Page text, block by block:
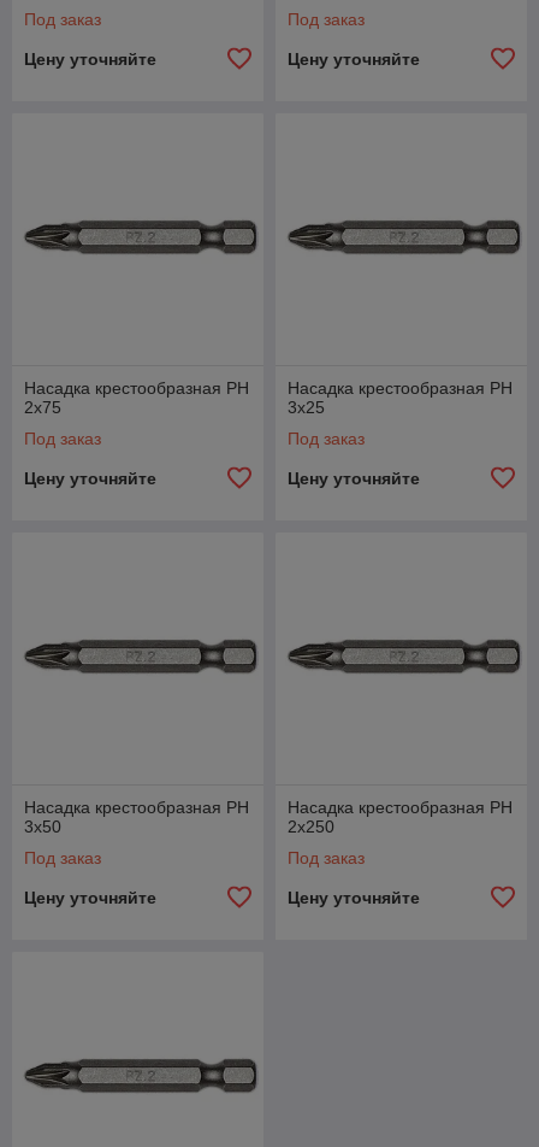
Под заказ
Цену уточняйте
Под заказ
Цену уточняйте
Насадка крестообразная PН
2х75
Под заказ
Цену уточняйте
Насадка крестообразная PН
3х25
Под заказ
Цену уточняйте
Насадка крестообразная PН
3х50
Под заказ
Цену уточняйте
Насадка крестообразная PН
2х250
Под заказ
Цену уточняйте